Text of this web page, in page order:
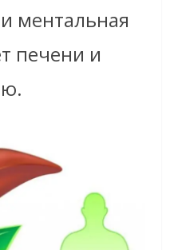
ментальная
печени и